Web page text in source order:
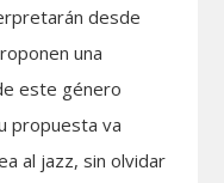
desde
una
este género
propuesta va
al jazz, sin olvidar